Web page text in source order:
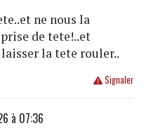
ne nous la
de tete!..et
la tete rouler..
Signaler
à 07:36